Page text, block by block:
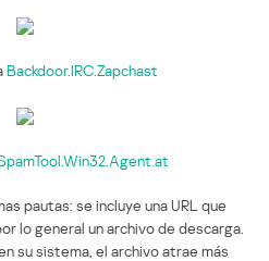
Backdoor.IRC.Zapchast
pautas: se incluye una URL que
lo general un archivo de descarga.
su sistema, el archivo atrae más